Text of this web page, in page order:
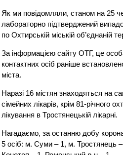
Як ми повідомляли, станом на 25
лабораторно підтверджений
по Охтирській міській об’єднаній
За інформацією сайту ОТГ, це
контактних осіб раніше
міста.
Наразі 16 містян знаходяться на
сімейних лікарів, крім 81-річного
лікування в Тростянецькій лікарні.
Нагадаємо, за останню добу
5 осіб: м. Суми – 1, м. Тростянець